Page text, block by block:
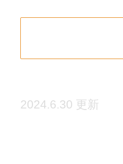
2024.6.30 更新